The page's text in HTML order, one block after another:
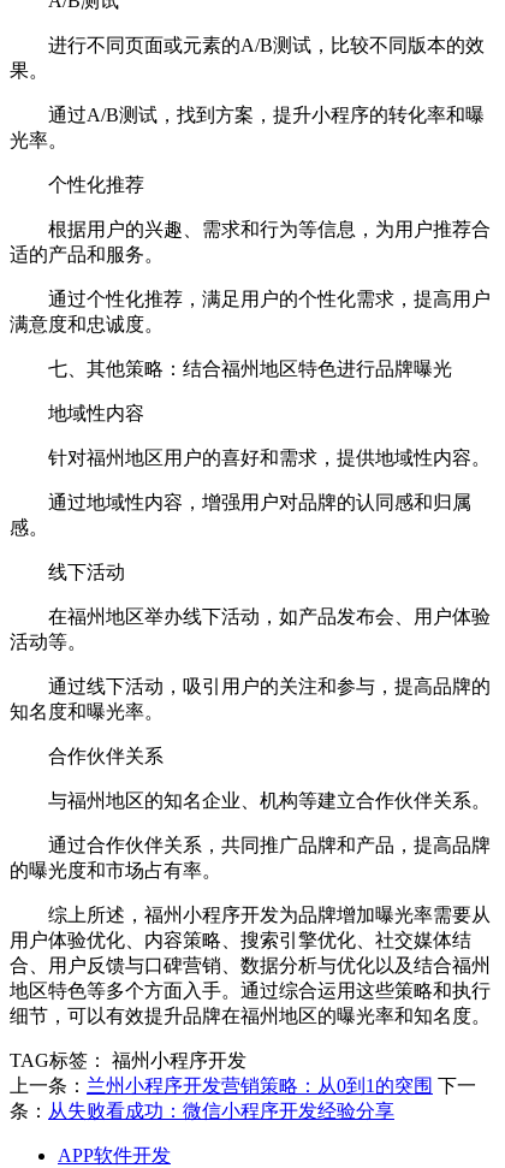
进行不同页面或元素的A/B测试，比较不同版本的效
果。
通过A/B测试，找到方案，提升小程序的转化率和曝
光率。
个性化推荐
根据用户的兴趣、需求和行为等信息，为用户推荐合
适的产品和服务。
通过个性化推荐，满足用户的个性化需求，提高用户
满意度和忠诚度。
七、其他策略：结合福州地区特色进行品牌曝光
地域性内容
针对福州地区用户的喜好和需求，提供地域性内容。
通过地域性内容，增强用户对品牌的认同感和归属
感。
线下活动
在福州地区举办线下活动，如产品发布会、用户体验
活动等。
通过线下活动，吸引用户的关注和参与，提高品牌的
知名度和曝光率。
合作伙伴关系
与福州地区的知名企业、机构等建立合作伙伴关系。
通过合作伙伴关系，共同推广品牌和产品，提高品牌
的曝光度和市场占有率。
综上所述，福州小程序开发为品牌增加曝光率需要从
用户体验优化、内容策略、搜索引擎优化、社交媒体结
合、用户反馈与口碑营销、数据分析与优化以及结合福州
地区特色等多个方面入手。通过综合运用这些策略和执行
细节，可以有效提升品牌在福州地区的曝光率和知名度。
TAG标签：
福州小程序开发
上一条： 兰州小程序开发营销策略：从0到1的突围 下一
条： 从失败看成功：微信小程序开发经验分享
APP软件开发